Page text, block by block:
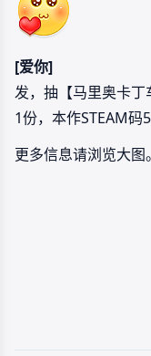
[爱你]
发，抽【马里奥卡
1份，本作STEAM码5
更多信息请浏览大图